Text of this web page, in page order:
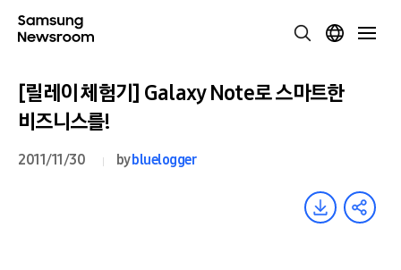
[릴레이 체험기] Galaxy Note로 스마트한
비즈니스를!
2011/11/30 bybluelogger